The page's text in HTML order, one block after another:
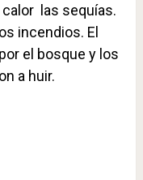
las sequías.
incendios. El
el bosque y los
a huir.